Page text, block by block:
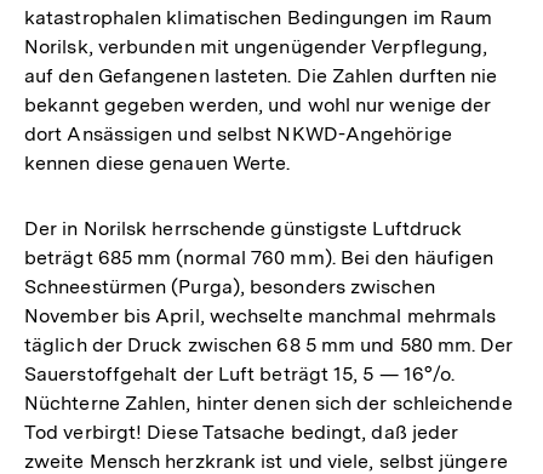
katastrophalen klimatischen Bedingungen im Raum
Norilsk, verbunden mit ungenügender Verpflegung,
auf den Gefangenen lasteten. Die Zahlen durften nie
bekannt gegeben werden, und wohl nur wenige der
dort Ansässigen und selbst NKWD-Angehörige
kennen diese genauen Werte.
Der in Norilsk herrschende günstigste Luftdruck
beträgt 685 mm (normal 760 mm). Bei den häufigen
Schneestürmen (Purga), besonders zwischen
November bis April, wechselte manchmal mehrmals
täglich der Druck zwischen 68 5 mm und 580 mm. Der
Sauerstoffgehalt der Luft beträgt 15, 5 — 16°/o.
Nüchterne Zahlen, hinter denen sich der schleichende
Tod verbirgt! Diese Tatsache bedingt, daß jeder
zweite Mensch herzkrank ist und viele, selbst jüngere